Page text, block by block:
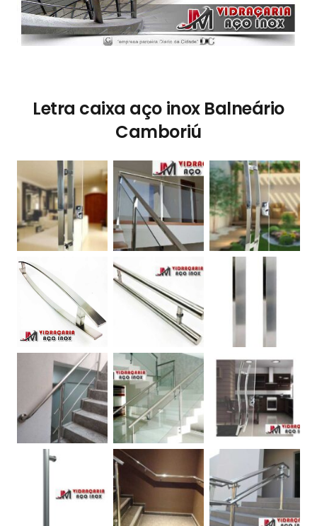
Letra caixa aço inox Balneário
Camboriú